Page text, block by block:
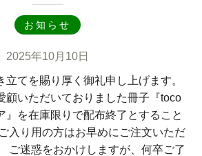
お知らせ
2025年10月10日
立てを賜り厚く御礼申し上げます。
顧いただいておりました冊子『toco
』を在庫限りで配布終了とすること
入り用の方はお早めにご注文いただ
ご迷惑をおかけしますが、何卒ご了